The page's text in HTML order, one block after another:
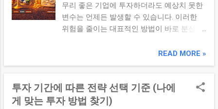
가능합니다. ③ 명확한 전략 유지 투자 방향
이 분명해져 의사결정이 단순해질 수 있습니
다. 3. 집중투자의 위험 ① 특정 리스크 집중
향을 받을 수 있습니다. ② 변동성 증가 가격
변동이 포트폴리오 전체에 직접적인 영향을
우 큰 손실로 이어질 수 있습니다. 4. 집중투
자 vs 분산투자 항목 집중투자 분산투자 수익
무리 좋은 기업에 투자하더라도 예상치 못한
변수는 언제든 발생할 수 있습니다. 이러한
위험을 줄이는 대표적인 방법이 바로 분산투
산에 투자하여 특정 자산의 위험을 줄이고 포
트폴리오의 안정성을 높이는 전략이다. 1. 분
곳에 나누어 투자하여 위험을 분산시키는 전
략입니다. 개별 자산 리스크 감소 전체 포트
READ MORE »
투자 기간에 따른 전략 선택 기준 (나에
게 맞는 투자 방법 찾기)